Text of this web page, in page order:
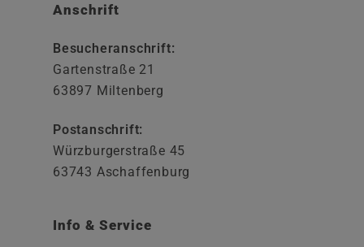
Anschrift
Besucheranschrift:
Gartenstraße 21
63897 Miltenberg
Postanschrift:
Würzburgerstraße 45
63743 Aschaffenburg
Info & Service